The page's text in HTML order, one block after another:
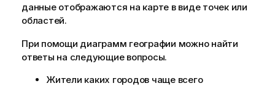
данные отображаются на карте в виде точек или
областей.
При помощи диаграмм географии можно найти
ответы на следующие вопросы.
Жители каких городов чаще всего